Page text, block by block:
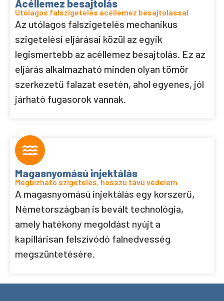
Acéllemez besajtolás
Utólagos falszigetelés acéllemez besajtolással
Az utólagos falszigetelés mechanikus
szigetelési eljárásai közül az egyik
legismertebb az acéllemez besajtolás. Ez az
eljárás alkalmazható minden olyan tömör
szerkezetű falazat esetén, ahol egyenes, jól
járható fugasorok vannak.
Magasnyomású injektálás
Megbízható szigetelés, hosszú távú védelem
A magasnyomású injektálás egy korszerű,
Németországban is bevált technológia,
amely hatékony megoldást nyújt a
kapillárisan felszívódó falnedvesség
megszüntetésére.